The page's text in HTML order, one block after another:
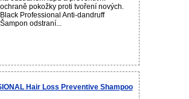
ochraně pokožky proti tvoření nových.
Black Professional Anti-dandruff
Šampon odstraní...
Hair Loss Preventive Shampoo